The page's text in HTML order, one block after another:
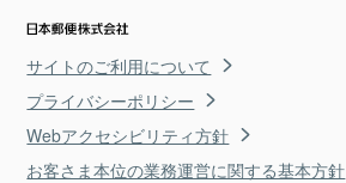
サイトのご利用について
プライバシーポリシー
Webアクセシビリティ方針
お客さま本位の業務運営に関する基本方針